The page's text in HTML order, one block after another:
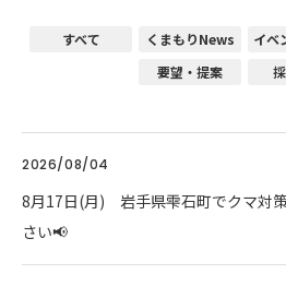
すべて くまもりNews イベ
要望・提案
2026/08/04
8月17日(月) 岩手県雫石町でクマ対
さい📢